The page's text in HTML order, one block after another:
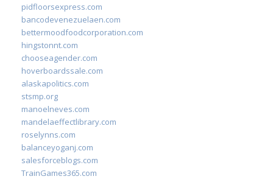
pidfloorsexpress.com
bancodevenezuelaen.com
bettermoodfoodcorporation.com
hingstonnt.com
chooseagender.com
hoverboardssale.com
alaskapolitics.com
stsmp.org
manoelneves.com
mandelaeffectlibrary.com
roselynns.com
balanceyoganj.com
salesforceblogs.com
TrainGames365.com